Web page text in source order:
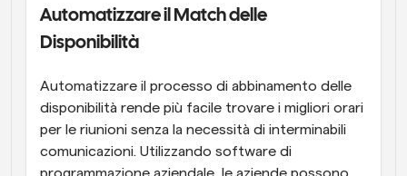
Automatizzare il Match delle
Disponibilità
Automatizzare il processo di abbinamento delle
disponibilità rende più facile trovare i migliori orari
per le riunioni senza la necessità di interminabili
comunicazioni. Utilizzando software di
programmazione aziendale, le aziende possono